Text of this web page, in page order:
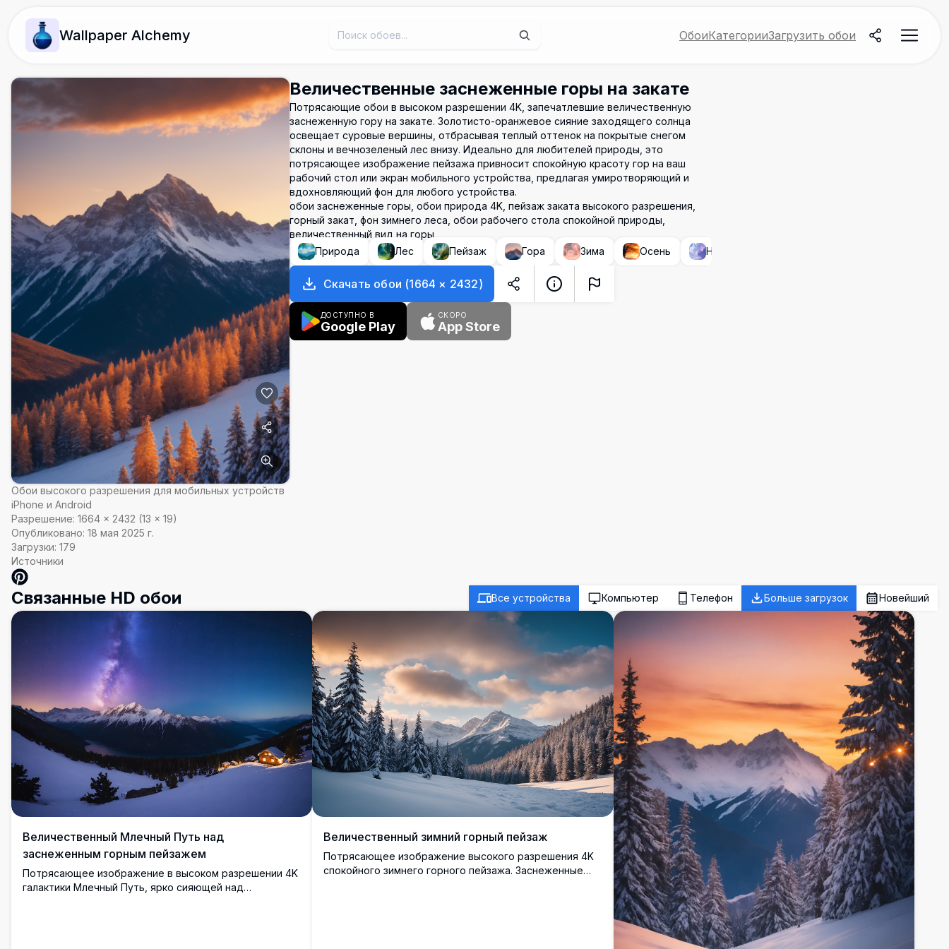
Wallpaper Alchemy ОбоиКатегорииЗагрузить обои
Обои высокого разрешения для мобильных устройств
iPhone и Android
Разрешение: 1664 × 2432 (13 × 19)
Опубликовано: 18 мая 2025 г.
Загрузки: 179
Источники
Величественные заснеженные горы на закате
Потрясающие обои в высоком разрешении 4K, запечатлевшие величественную
заснеженную гору на закате. Золотисто-оранжевое сияние заходящего солнца
освещает суровые вершины, отбрасывая теплый оттенок на покрытые снегом
склоны и вечнозеленый лес внизу. Идеально для любителей природы, это
потрясающее изображение пейзажа привносит спокойную красоту гор на ваш
рабочий стол или экран мобильного устройства, предлагая умиротворяющий и
вдохновляющий фон для любого устройства.
обои заснеженные горы, обои природа 4K, пейзаж заката высокого разрешения,
горный закат, фон зимнего леса, обои рабочего стола спокойной природы,
величественный вид на горы
Природа
Лес Пейзаж Гора Зима Осень Небо
Скачать обои (1664 × 2432)
ДОСТУПНО В
Google Play
СКОРО
App Store
Связанные HD обои Все устройства Компьютер Телефон Больше загрузок Новейший
Величественный Млечный Путь над
заснеженным горным пейзажем
Потрясающее изображение в высоком разрешении 4K
галактики Млечный Путь, ярко сияющей над
Величественный зимний горный пейзаж
Потрясающее изображение высокого разрешения 4K
спокойного зимнего горного пейзажа. Заснеженные